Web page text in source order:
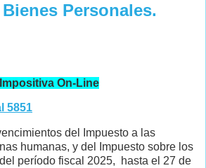
Personales.
On-Line
5851
del Impuesto a las
humanas, y del Impuesto sobre los
período fiscal 2025, hasta el 27 de